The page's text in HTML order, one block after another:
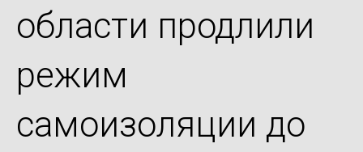
области продлили
режим
самоизоляции до